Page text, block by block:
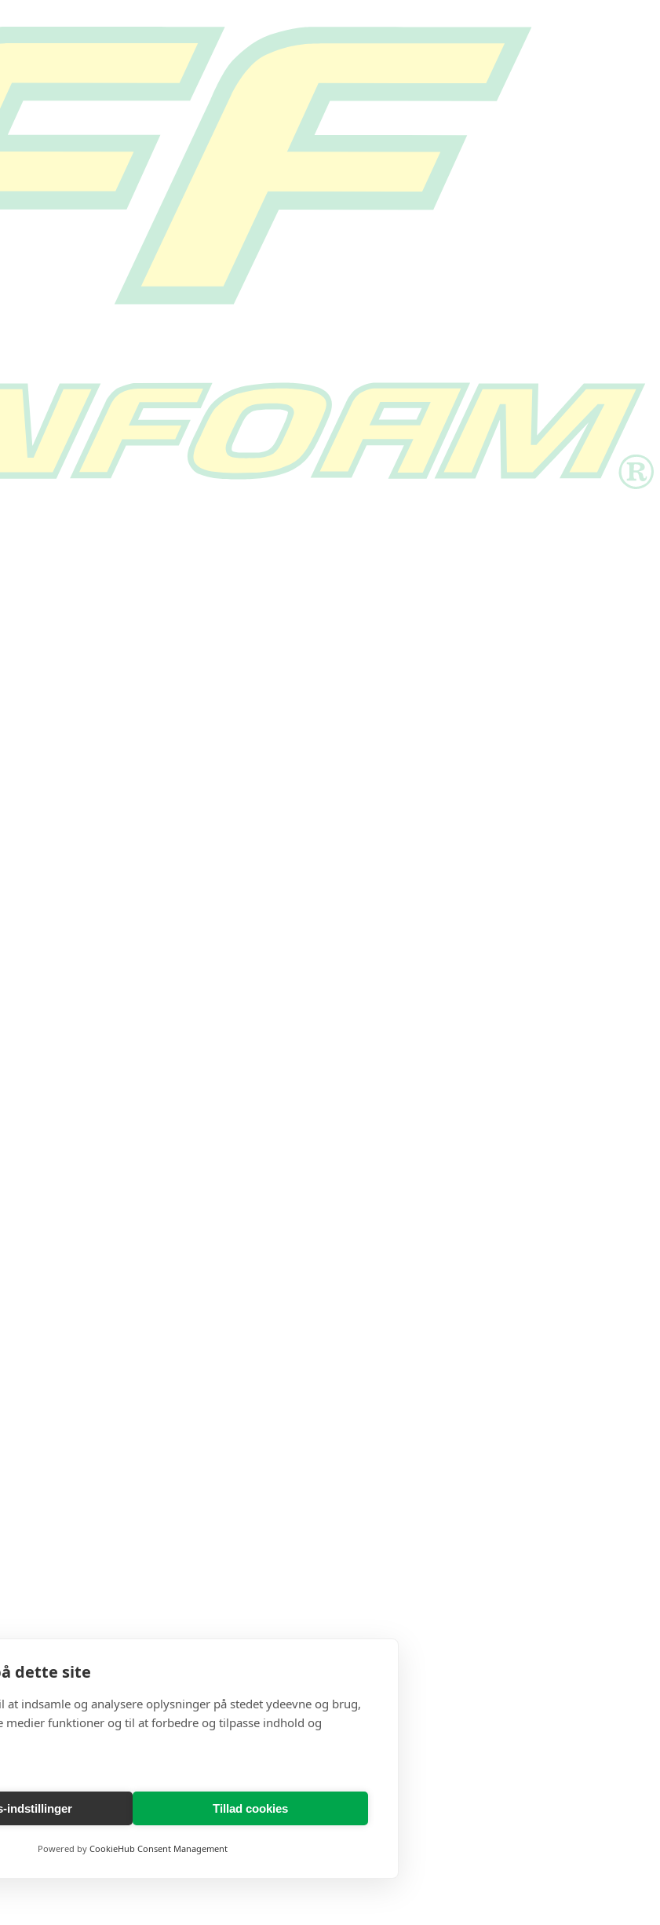
dette site
at indsamle og analysere oplysninger på stedet ydeevne og brug,
medier funktioner og til at forbedre og tilpasse indhold og
indstillinger Tillad cookies
Powered by CookieHub Consent Management